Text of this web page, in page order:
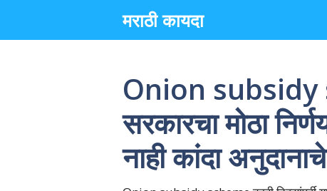
content
मराठी कायदा
Onion subsidy
सरकारचा मोठा
नाही कांदा